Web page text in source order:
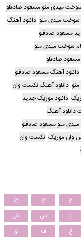
میدی منو مسعود صادقلو
سوخت میدی منو دانلود آهنگ
مسعود صادقلو
سوخت میدی منو
صادقلو
دانلود آهنگ مسعود صادقلو
دانلود آهنگ نکست وان
دانلود موزیک جدید
دانلود آهنگ
منو مسعود صادقلو
وان موزیک نکست وان
ج چ
ح
ژ س
ش
غ ف
ق